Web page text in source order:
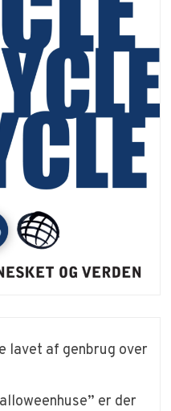
lavet af genbrug over
er der